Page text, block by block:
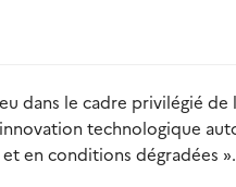
dans le cadre privilégié
technologique
en conditions dégradées ».